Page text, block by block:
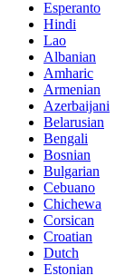
Esperanto
Hindi
Lao
Albanian
Amharic
Armenian
Azerbaijani
Belarusian
Bengali
Bosnian
Bulgarian
Cebuano
Chichewa
Corsican
Croatian
Dutch
Estonian